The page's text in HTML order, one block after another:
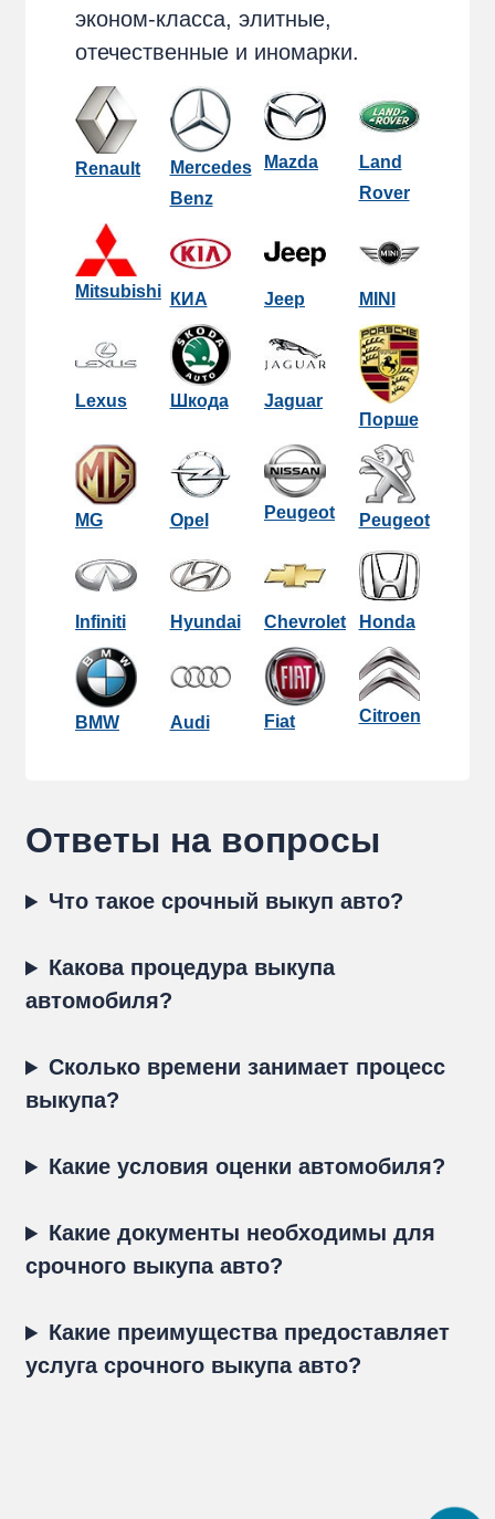
эконом-класса, элитные,
отечественные и иномарки.
Renault
Mercedes
Benz
Mazda
Land
Rover
Mitsubishi КИА Jeep MINI
Lexus Шкода
Jaguar
Порше
MG Opel Peugeot Peugeot
Infiniti Hyundai Chevrolet Honda
BMW Audi Fiat Citroen
Ответы на вопросы
Что такое срочный выкуп авто?
Какова процедура выкупа
автомобиля?
Сколько времени занимает процесс
выкупа?
Какие условия оценки автомобиля?
Какие документы необходимы для
срочного выкупа авто?
Какие преимущества предоставляет
услуга срочного выкупа авто?